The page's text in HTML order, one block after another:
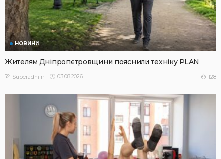
НОВИНИ
Жителям Дніпропетровщини пояснили техніку PLAN
Superadmin 03.08.2026 128